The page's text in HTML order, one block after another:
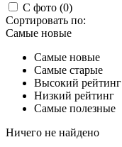
С фото (0)
Сортировать по:
Самые новые
Самые новые
Самые старые
Высокий рейтинг
Низкий рейтинг
Самые полезные
Ничего не найдено